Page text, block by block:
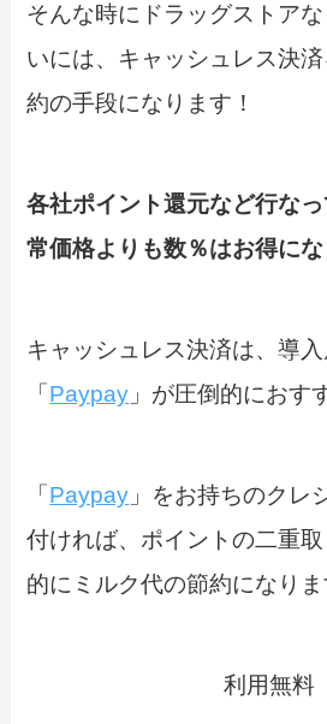
そんな時にドラッグストア
いには、キャッシュレス決
約の手段になります！
各社ポイント還元など行な
常価格よりも数％はお得にな
キャッシュレス決済は、導
「Paypay 」が圧倒的におす
「Paypay 」をお持ちのクレ
付ければ、ポイントの二重
的にミルク代の節約になりま
利用無料